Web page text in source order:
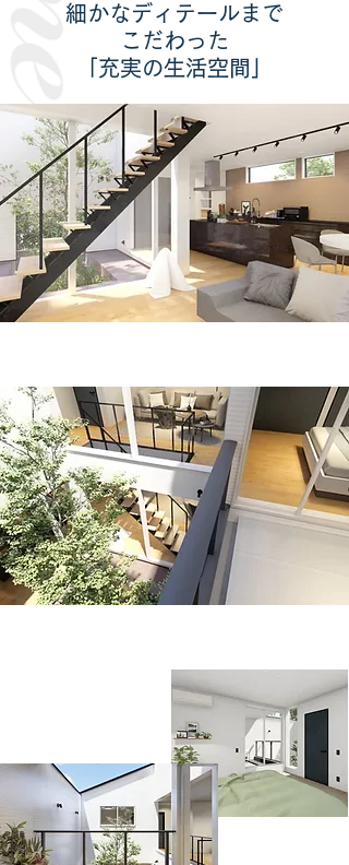
細かなディテールまで
こだわった
「充実の生活空間」